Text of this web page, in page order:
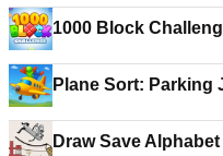
1000 Block
Plane Sort: Parking
Draw Save Alphabet